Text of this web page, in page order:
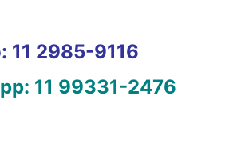
11 2985-9116
11 99331-2476